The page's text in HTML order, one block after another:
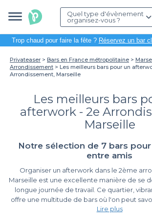
Quel type d'évènement
organisez-vous ?
Trop chaud pour faire la fête ? Réservez un bar
Privateaser Bars en France métropolitaine
Arrondissement
Les meilleurs bars pour un
Arrondissement, Marseille
Les meilleurs bars
afterwork - 2e
Marseille
Notre sélection de 7 bars
entre amis
Organiser un afterwork dans le 2ème
Marseille est une excellente manière de se
longue journée de travail. Ce quartier,
offre une multitude de bars où l'on peut
ou des bières tout en partageant des
Lire plus